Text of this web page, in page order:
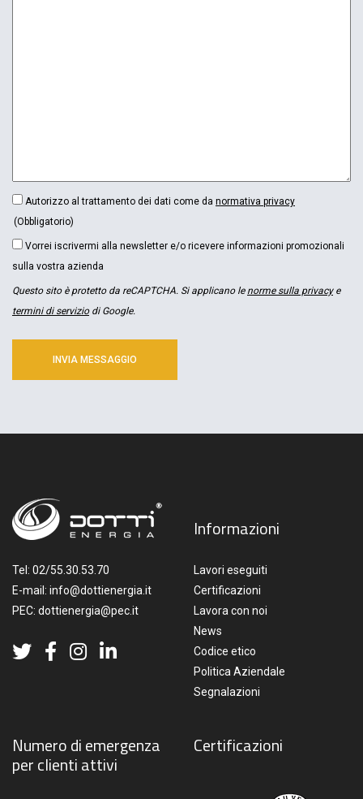
CONSENSO
(OBBLIGATORIO)
Autorizzo al trattamento dei dati come da normativa privacy
(Obbligatorio)
NEWSLETTER
Vorrei iscrivermi alla newsletter e/o ricevere informazioni promozionali
sulla vostra azienda
Questo sito è protetto da reCAPTCHA. Si applicano le norme sulla privacye
termini di serviziodi Google.
Tel: 02/55.30.53.70
E-mail: info@dottienergia.it
PEC: dottienergia@pec.it
Informazioni
Lavori eseguiti
Certificazioni
Lavora con noi
News
Codice etico
Politica Aziendale
Segnalazioni
Numero di emergenza
per clienti attivi
Certificazioni